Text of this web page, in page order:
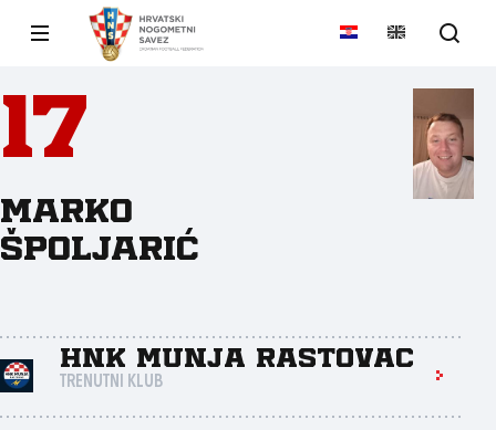
17
Marko
Špoljarić
HNK Munja Rastovac
TRENUTNI KLUB